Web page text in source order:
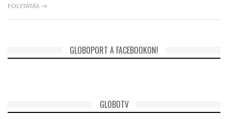
FOLYTATÁS →
GLOBOPORT A FACEBOOKON!
GLOBOTV